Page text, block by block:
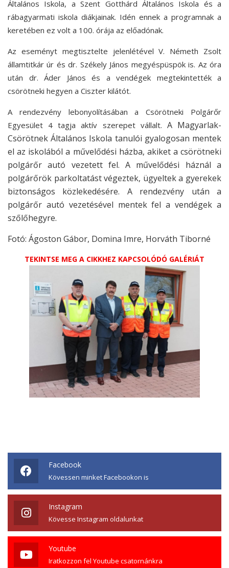
Általános Iskola, a Szent Gotthárd Általános Iskola és a
rábagyarmati iskola diákjainak. Idén ennek a programnak a
keretében ez volt a 100. órája az előadónak.
Az eseményt megtisztelte jelenlétével V. Németh Zsolt
államtitkár úr és dr. Székely János megyéspüspök is. Az óra
után dr. Áder János és a vendégek megtekintették a
csörötneki hegyen a Ciszter kilátót.
A rendezvény lebonyolításában a Csörötneki Polgárőr
Egyesület 4 tagja aktív szerepet vállalt. A Magyarlak-
Csörötnek Általános Iskola tanulói gyalogosan mentek
el az iskolából a művelődési házba, akiket a csörötneki
polgárőr autó vezetett fel. A művelődési háznál a
polgárőrök parkoltatást végeztek, ügyeltek a gyerekek
biztonságos közlekedésére. A rendezvény után a
polgárőr autó vezetésével mentek fel a vendégek a
szőlőhegyre.
Fotó: Ágoston Gábor, Domina Imre, Horváth Tiborné
TEKINTSE MEG A CIKKHEZ KAPCSOLÓDÓ GALÉRIÁT
Facebook
Kövessen minket Facebookon is
Instagram
Kövesse Instagram oldalunkat
Youtube
Iratkozzon fel Youtube csatornánkra